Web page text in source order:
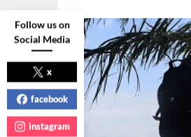
Follow us on
Social Media
x
facebook
instagram